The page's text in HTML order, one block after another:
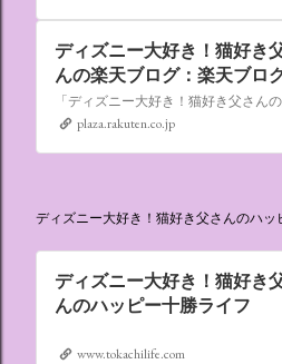
ディズニー大好き！猫好き
んの楽天ブログ：楽天ブロ
plaza.rakuten.co.jp
ディズニー大好き！猫好き父さんのハッ
ディズニー大好き！猫好き
んのハッピー十勝ライフ
www.tokachilife.com